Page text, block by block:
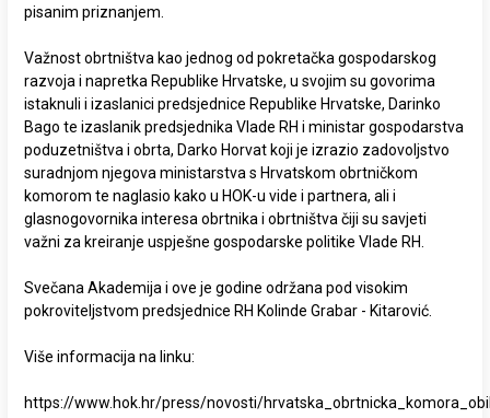
pisanim priznanjem.
Važnost obrtništva kao jednog od pokretačka gospodarskog
razvoja i napretka Republike Hrvatske, u svojim su govorima
istaknuli i izaslanici predsjednice Republike Hrvatske, Darinko
Bago te izaslanik predsjednika Vlade RH i ministar gospodarstva
poduzetništva i obrta, Darko Horvat koji je izrazio zadovoljstvo
suradnjom njegova ministarstva s Hrvatskom obrtničkom
komorom te naglasio kako u HOK-u vide i partnera, ali i
glasnogovornika interesa obrtnika i obrtništva čiji su savjeti
važni za kreiranje uspješne gospodarske politike Vlade RH.
Svečana Akademija i ove je godine održana pod visokim
pokroviteljstvom predsjednice RH Kolinde Grabar - Kitarović.
Više informacija na linku:
https://www.hok.hr/press/novosti/